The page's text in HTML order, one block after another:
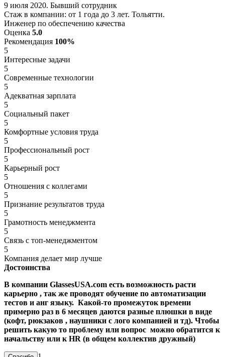
9 июля 2020. Бывший сотрудник
Стаж в компании: от 1 года до 3 лет. Тольятти.
Инженер по обеспечению качества
Оценка 5.0
Рекомендация 100%
5
Интересные задачи
5
Современные технологии
5
Адекватная зарплата
5
Социальный пакет
5
Комфортные условия труда
5
Профессиональный рост
5
Карьерный рост
5
Отношения с коллегами
5
Признание результатов труда
5
Грамотность менеджмента
5
Связь с топ-менеджментом
5
Компания делает мир лучше
Достоинства
В компании GlassesUSA.com есть возможность расти
карьерно , так же проводят обучение по автоматизации
тестов и анг языку. Какой-то промежуток времени
примерно раз в 6 месяцев даются разные плюшки в виде
(кофт, рюкзаков , наушники с лого компанией и тд). Чтобы
решить какую то проблему или вопрос можно обратится к
начальству или к HR (в общем коллектив дружный)